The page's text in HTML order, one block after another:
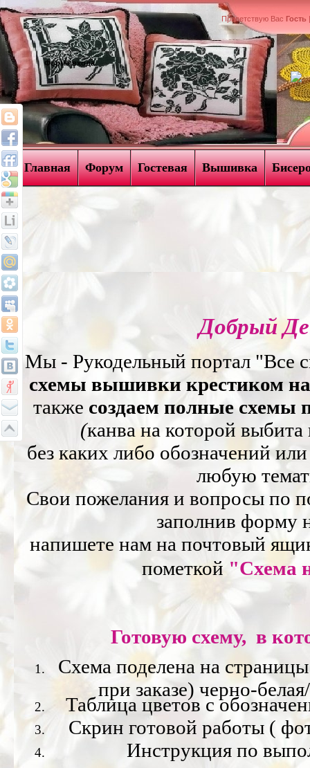
Форма входа
Приветствую Вас Гость
Главная Форум Гостевая Вышивка
Добрый
Мы - Рукодельный портал "Все
схемы вышивки крестиком
также создаем полные схемы
(канва на которой выбита
без каких либо обозначений
любую
Свои пожелания и вопросы по
заполнив форму
напишете нам на почтовый
пометкой"Схема
Готовую схему, в
Схема поделена на
при заказе) черно-
Таблица цветов с
Скрин готовой работы (
Инструкция по